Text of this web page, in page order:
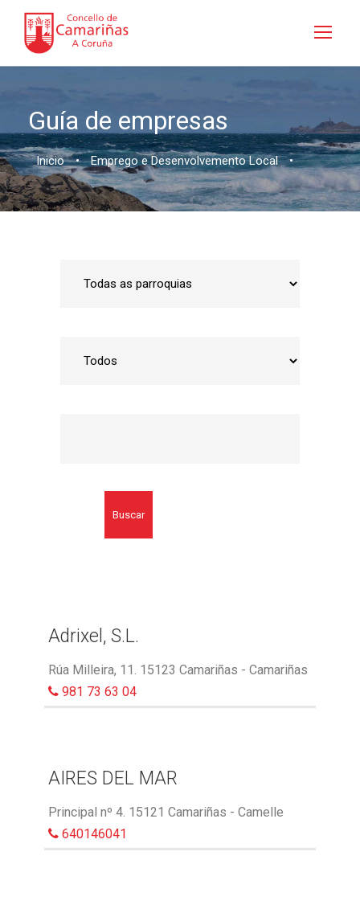
Guía de empresas
Inicio • Emprego e Desenvolvemento Local •
Buscar
Adrixel, S.L.
Rúa Milleira, 11. 15123 Camariñas - Camariñas
981 73 63 04
AIRES DEL MAR
Principal nº 4. 15121 Camariñas - Camelle
640146041